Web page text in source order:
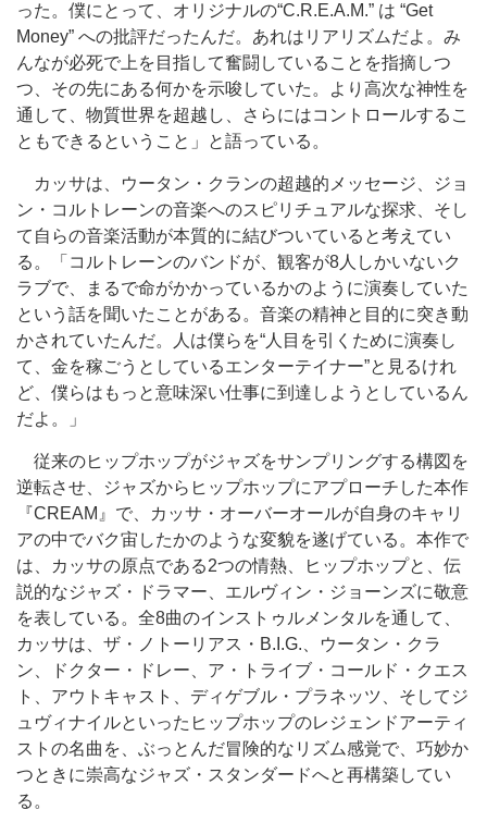
った。僕にとって、オリジナルの“C.R.E.A.M.” は “Get
Money” への批評だったんだ。あれはリアリズムだよ。み
んなが必死で上を目指して奮闘していることを指摘しつ
つ、その先にある何かを示唆していた。より高次な神性を
通して、物質世界を超越し、さらにはコントロールするこ
ともできるということ」と語っている。
カッサは、ウータン・クランの超越的メッセージ、ジョ
ン・コルトレーンの音楽へのスピリチュアルな探求、そし
て自らの音楽活動が本質的に結びついていると考えてい
る。「コルトレーンのバンドが、観客が8人しかいないク
ラブで、まるで命がかかっているかのように演奏していた
という話を聞いたことがある。音楽の精神と目的に突き動
かされていたんだ。人は僕らを“人目を引くために演奏し
て、金を稼ごうとしているエンターテイナー”と見るけれ
ど、僕らはもっと意味深い仕事に到達しようとしているん
だよ。」
従来のヒップホップがジャズをサンプリングする構図を
逆転させ、ジャズからヒップホップにアプローチした本作
『CREAM』で、カッサ・オーバーオールが自身のキャリ
アの中でバク宙したかのような変貌を遂げている。本作で
は、カッサの原点である2つの情熱、ヒップホップと、伝
説的なジャズ・ドラマー、エルヴィン・ジョーンズに敬意
を表している。全8曲のインストゥルメンタルを通して、
カッサは、ザ・ノトーリアス・B.I.G.、ウータン・クラ
ン、ドクター・ドレー、ア・トライブ・コールド・クエス
ト、アウトキャスト、ディゲブル・プラネッツ、そしてジ
ュヴィナイルといったヒップホップのレジェンドアーティ
ストの名曲を、ぶっとんだ冒険的なリズム感覚で、巧妙か
つときに崇高なジャズ・スタンダードへと再構築してい
る。